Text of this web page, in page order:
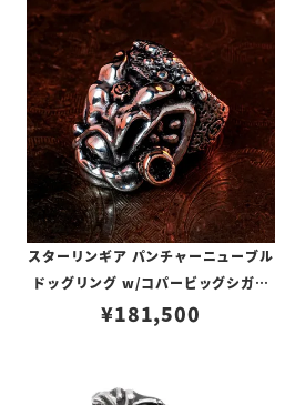
スターリンギア パンチャーニューブル
ドッグリング w/コパービッグシガー
＆Sギアロゴ
¥181,500